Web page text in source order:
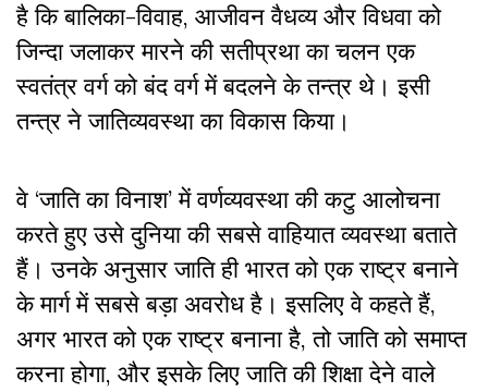
है कि बालिका-विवाह, आजीवन वैधव्य और विधवा को
जिन्दा जलाकर मारने की सतीप्रथा का चलन एक
स्वतंत्र वर्ग को बंद वर्ग में बदलने के तन्त्र थे। इसी
तन्त्र ने जातिव्यवस्था का विकास किया।
वे ‘जाति का विनाश’ में वर्णव्यवस्था की कटु आलोचना
करते हुए उसे दुनिया की सबसे वाहियात व्यवस्था बताते
हैं। उनके अनुसार जाति ही भारत को एक राष्ट्र बनाने
के मार्ग में सबसे बड़ा अवरोध है। इसलिए वे कहते हैं,
अगर भारत को एक राष्ट्र बनाना है, तो जाति को समाप्त
करना होगा, और इसके लिए जाति की शिक्षा देने वाले